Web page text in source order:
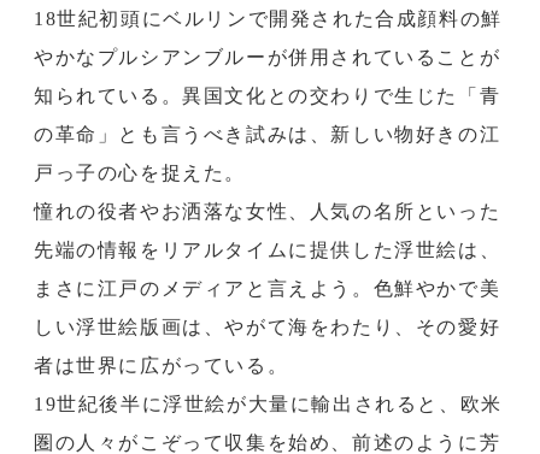
18世紀初頭にベルリンで開発された合成顔料の鮮
やかなプルシアンブルーが併用されていることが
知られている。異国文化との交わりで生じた「青
の革命」とも言うべき試みは、新しい物好きの江
戸っ子の心を捉えた。
憧れの役者やお洒落な女性、人気の名所といった
先端の情報をリアルタイムに提供した浮世絵は、
まさに江戸のメディアと言えよう。色鮮やかで美
しい浮世絵版画は、やがて海をわたり、その愛好
者は世界に広がっている。
19世紀後半に浮世絵が大量に輸出されると、欧米
圏の人々がこぞって収集を始め、前述のように芳